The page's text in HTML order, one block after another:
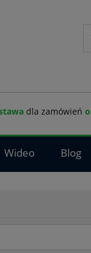
dla zamówień
Wideo Blog